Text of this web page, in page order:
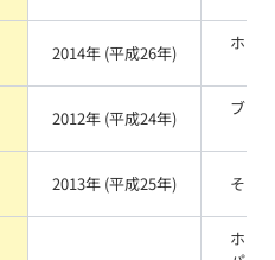
2014年 (平成26年)
ホワ
2012年 (平成24年)
ブラ
2013年 (平成25年) その他
ホワ